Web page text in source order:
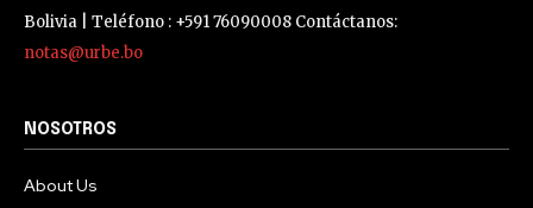
Bolivia | Teléfono : +591 76090008 Contáctanos:
notas@urbe.bo
NOSOTROS
About Us